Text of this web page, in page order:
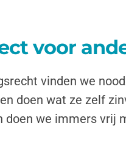
voor
vinden we
doen wat ze zelf
doen we immers vrij